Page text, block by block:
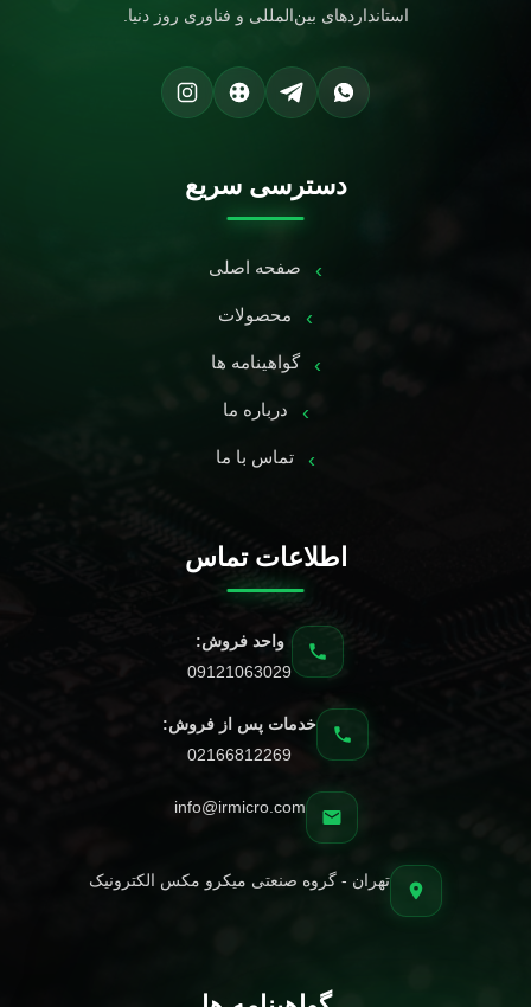
استانداردهای بین‌المللی و فناوری روز دنیا.
دسترسی سریع
صفحه اصلی
محصولات
گواهینامه ها
درباره ما
تماس با ما
اطلاعات تماس
واحد فروش:
09121063029
خدمات پس از فروش:
02166812269
info@irmicro.com
تهران - گروه صنعتی میکرو مکس الکترونیک